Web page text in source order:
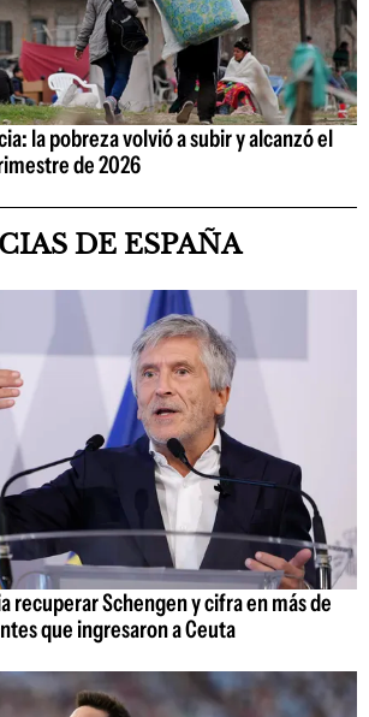
la pobreza volvió a subir y alcanzó el
de 2026
DE ESPAÑA
recuperar Schengen y cifra en más de
que ingresaron a Ceuta